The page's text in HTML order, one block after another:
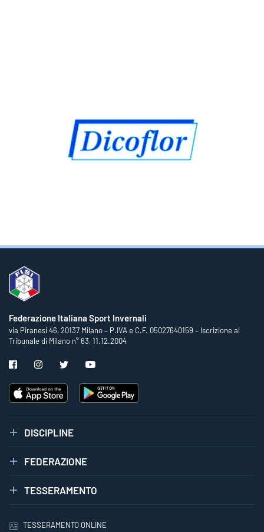
Federazione Italiana Sport Invernali
via Piranesi 46, 20137 Milano – P.IVA e C.F. 05027640159 – Iscrizione al
Tribunale di Milano n° 63, 11.12.2004
DISCIPLINE
FEDERAZIONE
TESSERAMENTO
TESSERAMENTO ONLINE